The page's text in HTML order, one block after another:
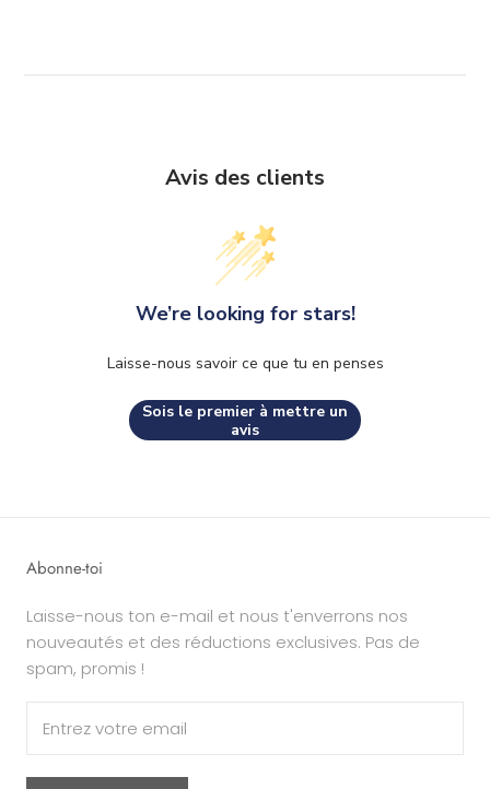
Avis des clients
We’re looking for stars!
Laisse-nous savoir ce que tu en penses
Sois le premier à mettre un
avis
Abonne-toi
Laisse-nous ton e-mail et nous t'enverrons nos
nouveautés et des réductions exclusives. Pas de
spam, promis !